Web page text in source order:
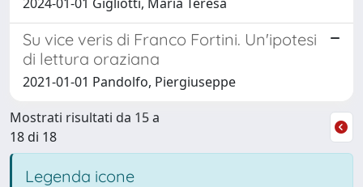
Su vice veris di Franco Fortini. Un'ipotesi
di lettura oraziana
2021-01-01 Pandolfo, Piergiuseppe
Mostrati risultati da 15 a
18 di 18
Legenda icone